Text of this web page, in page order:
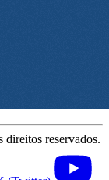
direitos reservados.